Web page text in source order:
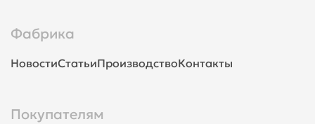
Фабрика
НовостиСтатьиПроизводствоКонтакты
Покупателям